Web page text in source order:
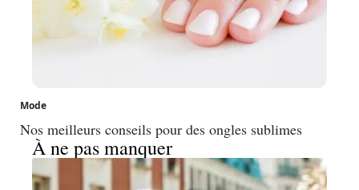
Mode
Nos meilleurs conseils pour des ongles sublimes
À ne pas manquer